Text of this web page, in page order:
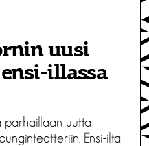
uusi
illassa
parhaillaan uutta
Ensi-ilta